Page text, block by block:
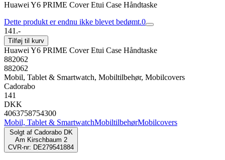
Huawei Y6 PRIME Cover Etui Case Håndtaske
Dette produkt er endnu ikke blevet bedømt.0
141.-
Tilføj til kurv
Huawei Y6 PRIME Cover Etui Case Håndtaske
882062
882062
Mobil, Tablet & Smartwatch, Mobiltilbehør, Mobilcovers
Cadorabo
141
DKK
4063758754300
Mobil, Tablet & SmartwatchMobiltilbehørMobilcovers
Solgt af Cadorabo DK
Am Kirschbaum 2
CVR-nr: DE279541884